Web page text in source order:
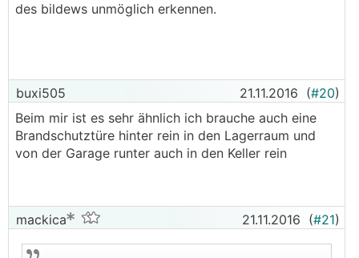
des bildews unmöglich erkennen.
buxi505 21.11.2016 (#20)
Beim mir ist es sehr ähnlich ich brauche auch eine
Brandschutztüre hinter rein in den Lagerraum und
von der Garage runter auch in den Keller rein
mackica 21.11.2016 (#21)